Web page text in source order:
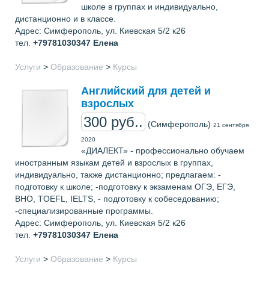
школе в группах и индивидуально,
дистанционно и в классе.
Адрес: Симферополь, ул. Киевская 5/2 к26
тел. +79781030347 Елена
Услуги > Образование > Курсы
Английский для детей и
взрослых
300 руб.. (Симферополь) 21 сентября
2020
«ДИАЛЕКТ» - профессионально обучаем
иностранным языкам детей и взрослых в группах,
индивидуально, также дистанционно; предлагаем: -
подготовку к школе; -подготовку к экзаменам ОГЭ, ЕГЭ,
ВНО, TOEFL, IELTS, - подготовку к собеседованию;
-специализированные программы.
Адрес: Симферополь, ул. Киевская 5/2 к26
тел. +79781030347 Елена
Услуги > Образование > Курсы